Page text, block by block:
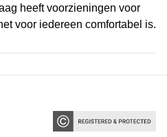
heeft voorzieningen voor
voor iedereen comfortabel is.